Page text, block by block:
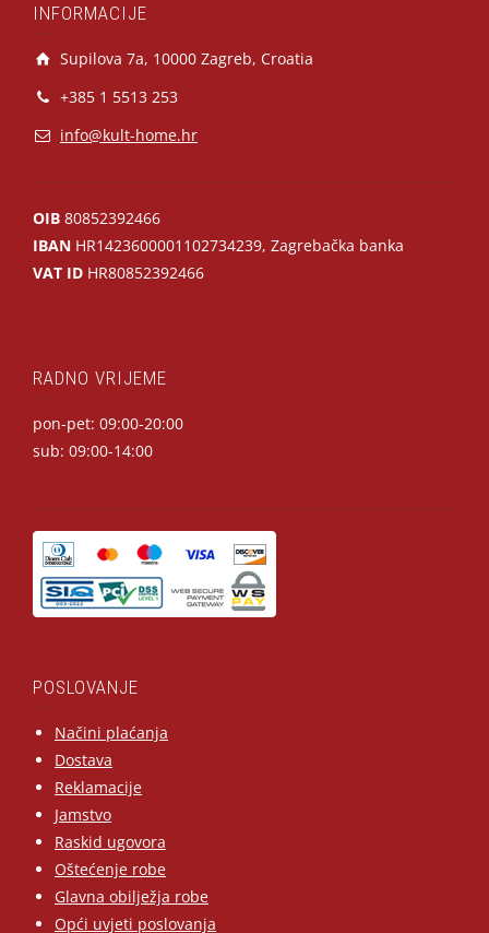
INFORMACIJE
Supilova 7a, 10000 Zagreb, Croatia
+385 1 5513 253
info@kult-home.hr
OIB 80852392466
IBAN HR1423600001102734239, Zagrebačka banka
VAT ID HR80852392466
RADNO VRIJEME
pon-pet: 09:00-20:00
sub: 09:00-14:00
POSLOVANJE
Načini plaćanja
Dostava
Reklamacije
Jamstvo
Raskid ugovora
Oštećenje robe
Glavna obilježja robe
Opći uvjeti poslovanja